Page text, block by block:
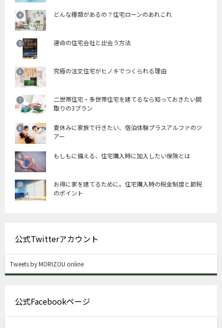
どんな種類があるの？住宅ローンのあれこれ
運命の住宅会社と出会う方法
究極の注文住宅がヒノキでつくられる理由
二世帯住宅・多世帯住宅を建てるなら知っておきたい間
取りの3プラン
夏休みに家族で行きたい、宿泊体験プラスアルファのツ
アー
もしもに備える、住宅購入時に加入したい保険とは
お得に家を建てるために。住宅購入時の税金制度と節税
のポイント
公式Twitterアカウント
Tweets by MORIZOU online
公式Facebookページ